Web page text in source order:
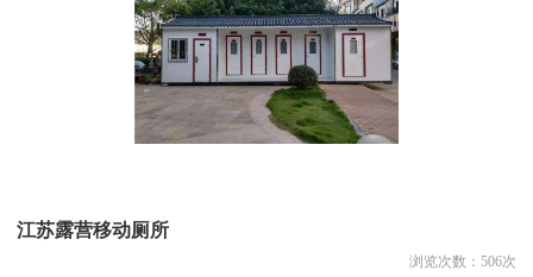
江苏露营移动厕所
浏览次数： 506次